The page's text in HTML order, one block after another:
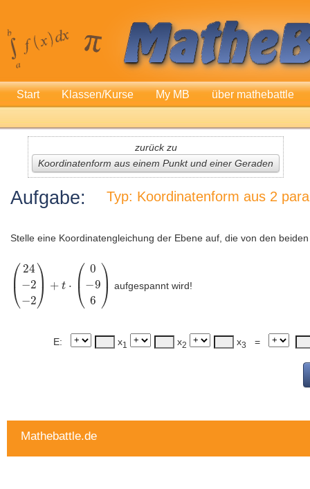
Start Klassen/Kurse My MB über mathebattle
zurück zu
Koordinatenform aus einem Punkt und einer Geraden
Aufgabe: Typ: Koordinatenform aus 2
Stelle eine Koordinatengleichung der Ebene auf, die von den
aufgespannt wird!
E: x1 x2 x3 =
Mathebattle.de